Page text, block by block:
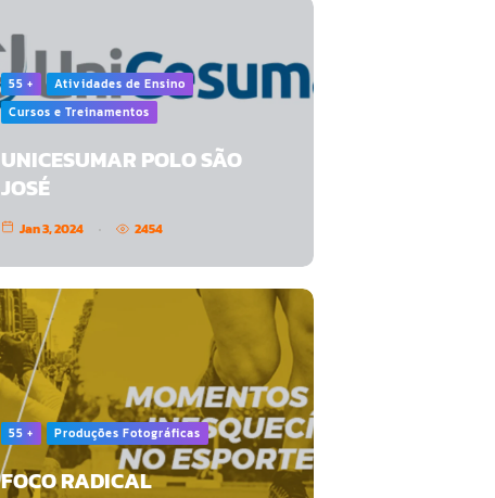
55 +
Atividades de Ensino
Cursos e Treinamentos
UNICESUMAR POLO SÃO
JOSÉ
Jan 3, 2024 2454
55 + Produções Fotográficas
FOCO RADICAL